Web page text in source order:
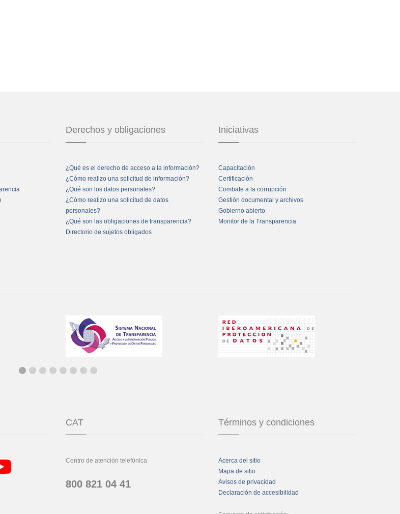
Derechos y obligaciones
¿Qué es el derecho de acceso a la información?
¿Cómo realizo una solicitud de información?
¿Qué son los datos personales?
¿Cómo realizo una solicitud de datos
personales?
¿Qué son las obligaciones de transparencia?
Directorio de sujetos obligados
Iniciativas
Capacitación
Certificación
Combate a la corrupción
Gestión documental y archivos
Gobierno abierto
Monitor de la Transparencia
CAT
Centro de atención telefónica
800 821 04 41
Términos y condiciones
Acerca del sitio
Mapa de sitio
Avisos de privacidad
Declaración de accesibilidad